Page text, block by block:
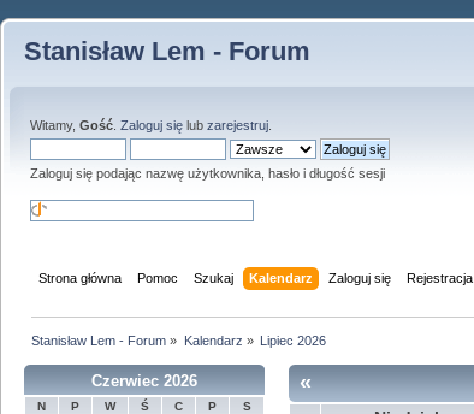
Stanisław Lem - Forum
Witamy, Gość Zaloguj się lub zarejestruj
Zaloguj się podając nazwę użytkownika, hasło i długość sesji
Strona główna Pomoc Szukaj Kalendarz Zaloguj się Rejestracja
Stanisław Lem - Forum » Kalendarz » Lipiec 2026
Czerwiec 2026
N P W Ś C P
S
«